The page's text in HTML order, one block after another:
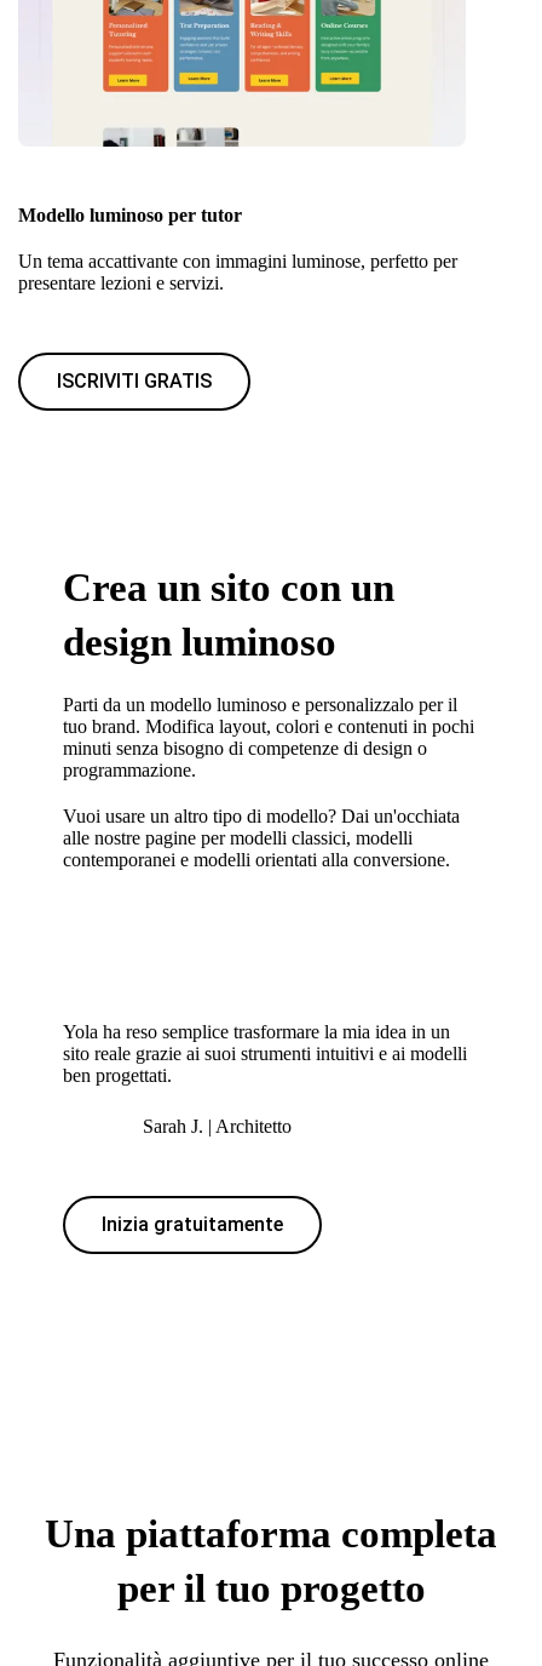
Modello luminoso per tutor
Un tema accattivante con immagini luminose, perfetto per
presentare lezioni e servizi.
ISCRIVITI GRATIS
Crea un sito con un
design luminoso
Parti da un modello luminoso e personalizzalo per il
tuo brand. Modifica layout, colori e contenuti in pochi
minuti senza bisogno di competenze di design o
programmazione.
Vuoi usare un altro tipo di modello? Dai un'occhiata
alle nostre pagine permodelli classici,modelli
contemporanei emodelli orientati alla conversione.
Yola ha reso semplice trasformare la mia idea in un
sito reale grazie ai suoi strumenti intuitivi e ai modelli
ben progettati.
Sarah J. | Architetto
Inizia gratuitamente
Una piattaforma completa
per il tuo progetto
Funzionalità aggiuntive per il tuo successo online